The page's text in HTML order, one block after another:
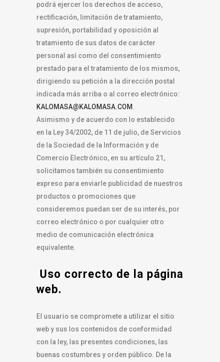
podrá ejercer los derechos de acceso,
rectificación, limitación de tratamiento,
supresión, portabilidad y oposición al
tratamiento de sus datos de carácter
personal así como del consentimiento
prestado para el tratamiento de los mismos,
dirigiendo su petición a la dirección postal
indicada más arriba o al correo electrónico:
KALOMASA@KALOMASA.COM.
Asimismo y de acuerdo con lo establecido
en la Ley 34/2002, de 11 de julio, de Servicios
de la Sociedad de la Información y de
Comercio Electrónico, en su artículo 21,
solicitamos también su consentimiento
expreso para enviarle publicidad de nuestros
productos o promociones que
consideremos puedan ser de su interés, por
correo electrónico o por cualquier otro
medio de comunicación electrónica
equivalente.
Uso correcto de la página
web.
El usuario se compromete a utilizar el sitio
web y sus los contenidos de conformidad
con la ley, las presentes condiciones, las
buenas costumbres y orden público. De la